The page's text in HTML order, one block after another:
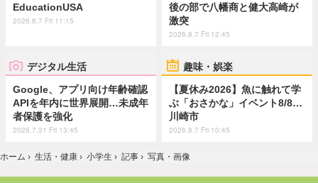
EducationUSA
2026.8.7 Fri 11:15
後の部で八幡商と健大高崎が
激突
2026.8.7 Fri 12:45
デジタル生活
Google、アプリ向け年齢確認
APIを年内に世界展開…未成年
者保護を強化
2026.7.31 Fri 13:45
趣味・娯楽
【夏休み2026】魚に触れて学
ぶ「おさかな」イベント8/8…
川崎市
2026.8.7 Fri 10:45
ホーム › 生活・健康 › 小学生 › 記事 › 写真・画像